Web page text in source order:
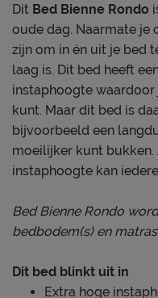
Dit Bed Bienne Rondo
oude dag. Naarmate je
zijn om in én uit je bed
laag is. Dit bed heeft
instaphoogte waardoor
kunt. Maar dit bed is
bijvoorbeeld een
moeilijker kunt bukken.
instaphoogte kan
Bed Bienne Rondo
bedbodem(s) en
Dit bed blinkt uit in
Extra hoge